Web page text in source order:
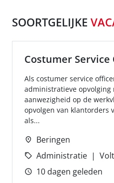
SOORTGELIJKE
Costumer
Als costumer service
administratieve opvolging
aanwezigheid op de
opvolgen van klantorders
als...
Beringen
Administratie
10 dagen geleden